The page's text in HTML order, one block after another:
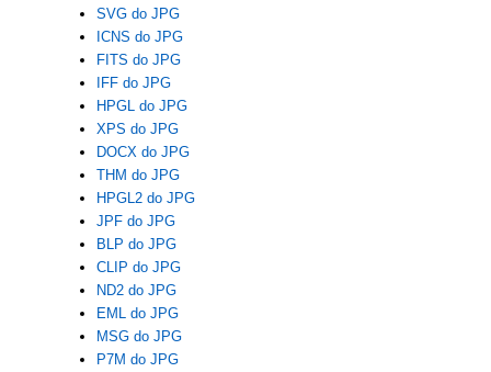
SVG do JPG
ICNS do JPG
FITS do JPG
IFF do JPG
HPGL do JPG
XPS do JPG
DOCX do JPG
THM do JPG
HPGL2 do JPG
JPF do JPG
BLP do JPG
CLIP do JPG
ND2 do JPG
EML do JPG
MSG do JPG
P7M do JPG